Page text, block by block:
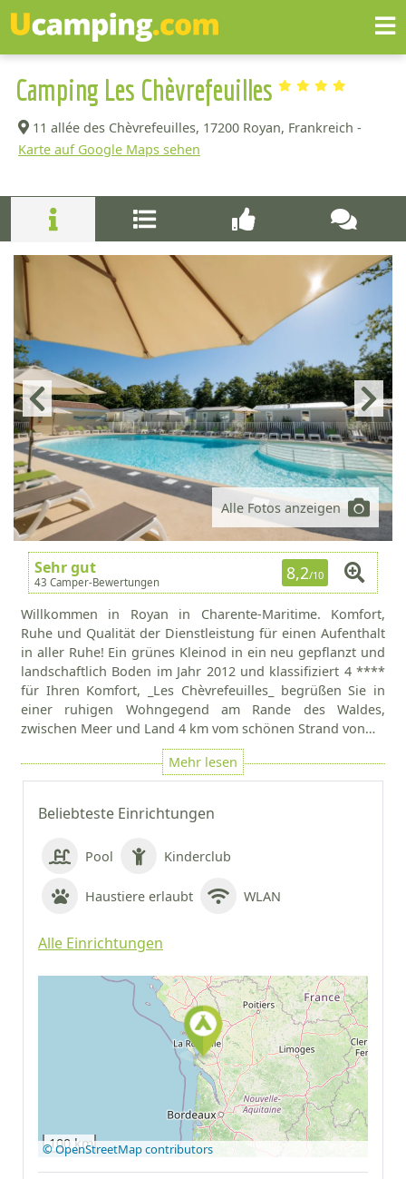
Camping Les Chèvrefeuilles
11 allée des Chèvrefeuilles, 17200 Royan, Frankreich -
Karte auf Google Maps sehen
Beliebteste Einrichtungen
Pool Kinderclub
Haustiere erlaubt WLAN
Alle Einrichtungen
Auf Google Maps
anzeigen
100 km
© OpenStreetMap contributors
Alle Fotos anzeigen
Sehr gut
43 Camper-Bewertungen 8,2/10
Willkommen in Royan in Charente-Maritime. Komfort,
Ruhe und Qualität der Dienstleistung für einen Aufenthalt
in aller Ruhe! Ein grünes Kleinod in ein neu gepflanzt und
landschaftlich Boden im Jahr 2012 und klassifiziert 4 ****
für Ihren Komfort, _Les Chèvrefeuilles_ begrüßen Sie in
einer ruhigen Wohngegend am Rande des Waldes,
zwischen Meer und Land 4 km vom schönen Strand von…